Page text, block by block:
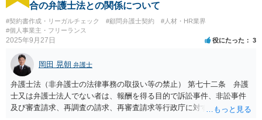
合の弁護士法との関係について
#契約書作成・リーガルチェック #顧問弁護士契約
#人材・HR業界
#個人事業主・フリーランス
2025年9月27日 役にたった 3
岡田 晃朝 弁護士
弁護士法（非弁護士の法律事務の取扱い等の禁止） 第七十二条 弁護
士又は弁護士法人でない者は、報酬を得る目的で訴訟事件、非訟事件
及び審査請求、再調査の請求、再審査請求等行政庁に対する不服申立